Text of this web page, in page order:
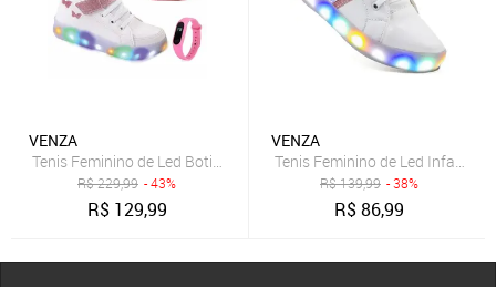
VENZA
Tenis Feminino de Led Botinha Borboleta Glitter Calce Facil + Moch
R$229,99 - 43%
R$ 129,99
VENZA
Tenis Feminino de Led Infantil
R$139,99 - 38%
R$86,99